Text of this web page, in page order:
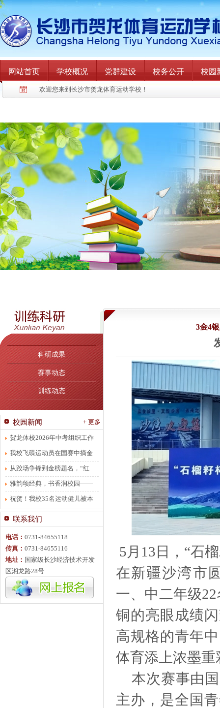
网站首页 学校概况 党群建设 校务公开 校园
欢迎您来到长沙市贺龙体育运动学校！
<
科研成果
赛事动态
训练动态
校园新闻 + 更多
贺龙体校2026年中考组织工作
有力有序
我校飞碟运动员在国赛中摘金
夺银
从跤场争锋到金榜题名，“红
梅”将不服输进行到底
雅韵颂经典，书香润校园——
贺龙体校朗诵比赛圆满落幕
祝贺！我校35名运动健儿被本
科院校录取
联系我们
电话： 0731-84655118
传真： 0731-84655116
地址： 国家级长沙经济技术开发
区湘龙路28号
3金4
5月13日，“石
在新疆沙湾市
一、中二年级
铜的亮眼成绩
高规格的青年
体育添上浓墨
本次赛事由
主办，是全国